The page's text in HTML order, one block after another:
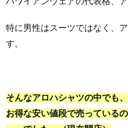
特に男性はスーツではなく、
す。
そんなアロハシャツの中でも
お得な安い値段で売っている